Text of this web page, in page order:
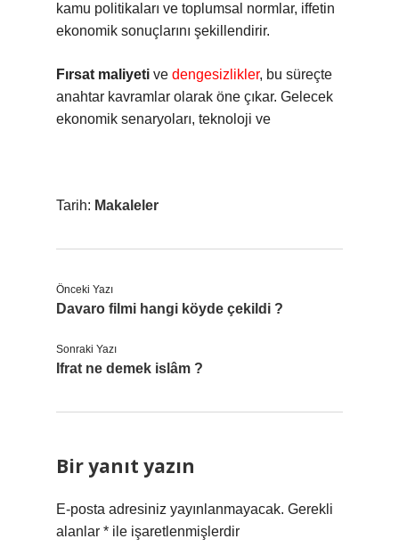
kamu politikaları ve toplumsal normlar, iffetin
ekonomik sonuçlarını şekillendirir.
Fırsat maliyeti ve dengesizlikler, bu süreçte
anahtar kavramlar olarak öne çıkar. Gelecek
ekonomik senaryoları, teknoloji ve
Tarih: Makaleler
Önceki Yazı
Davaro filmi hangi köyde çekildi ?
Sonraki Yazı
Ifrat ne demek islâm ?
Bir yanıt yazın
E-posta adresiniz yayınlanmayacak. Gerekli
alanlar * ile işaretlenmişlerdir